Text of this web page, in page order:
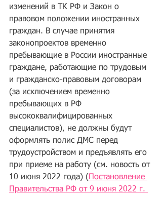
изменений в ТК РФ и Закон о
правовом положении иностранных
граждан. В случае принятия
законопроектов временно
пребывающие в России иностранные
граждане, работающие по трудовым
и гражданско-правовым договорам
(за исключением временно
пребывающих в РФ
высококвалифицированных
специалистов), не должны будут
оформлять полис ДМС перед
трудоустройством и предъявлять его
при приеме на работу (см. новость от
10 июня 2022 года) (Постановление
Правительства РФ от 9 июня 2022 г.